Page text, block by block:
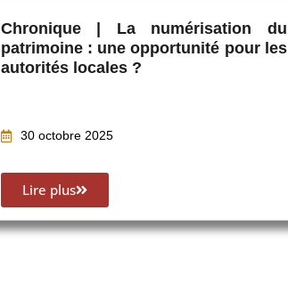
Chronique | La numérisation du
patrimoine : une opportunité pour les
autorités locales ?
30 octobre 2025
Lire plus